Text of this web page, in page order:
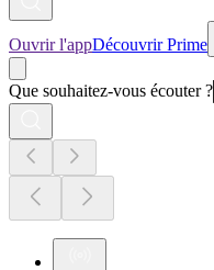
Ouvrir l'appDécouvrir Prime
Que souhaitez-vous écouter ?